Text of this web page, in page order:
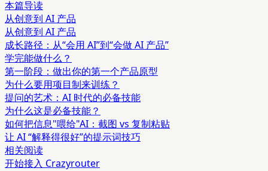
本篇导读
从创意到 AI 产品
从创意到 AI 产品
成长路径：从“会用 AI”到“会做 AI 产品”
学完能做什么？
第一阶段：做出你的第一个产品原型
为什么要用项目制来训练？
提问的艺术：AI 时代的必备技能
为什么这是必备技能？
如何把信息"喂给"AI：截图 vs 复制粘贴
让 AI “解释得很好”的提示词技巧
相关阅读
开始接入 Crazyrouter